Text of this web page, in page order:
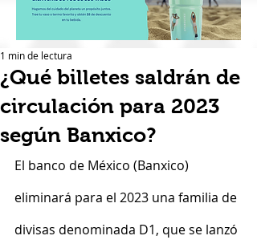
¿Qué billetes saldrán de
circulación para 2023
según Banxico?
1 min de lectura
El banco de México (Banxico)
eliminará para el 2023 una familia de
divisas denominada D1, que se lanzó